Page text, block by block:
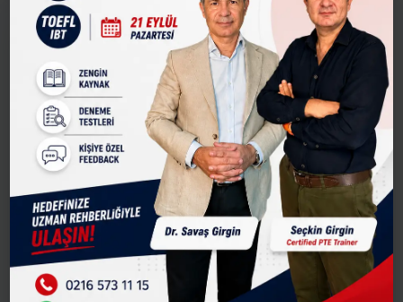
Üyelik süresine göre ücret